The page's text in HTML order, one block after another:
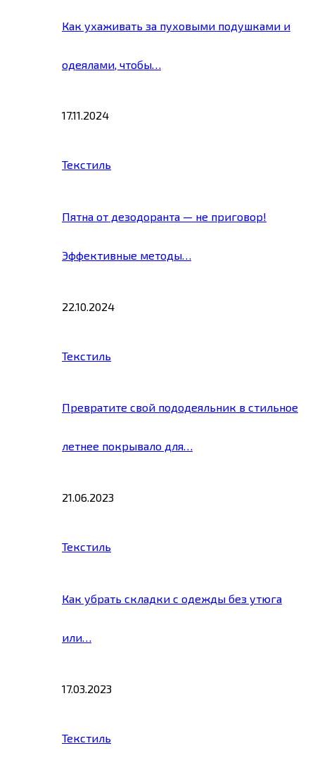
Как ухаживать за пуховыми подушками и
одеялами, чтобы…
17.11.2024
Текстиль
Пятна от дезодоранта — не приговор!
Эффективные методы…
22.10.2024
Текстиль
Превратите свой пододеяльник в стильное
летнее покрывало для…
21.06.2023
Текстиль
Как убрать складки с одежды без утюга
или…
17.03.2023
Текстиль